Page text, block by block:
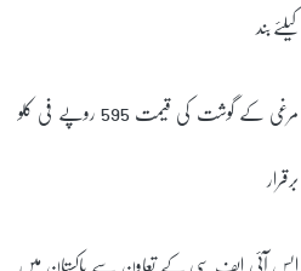
کیلئے بند
مرغی کے گوشت کی قیمت 595 روپے فی کلو
برقرار